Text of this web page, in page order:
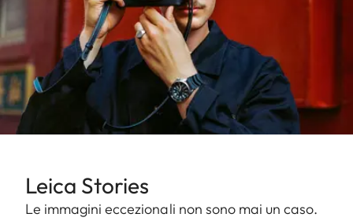
Leica Stories
Le immagini eccezionali non sono mai un caso.